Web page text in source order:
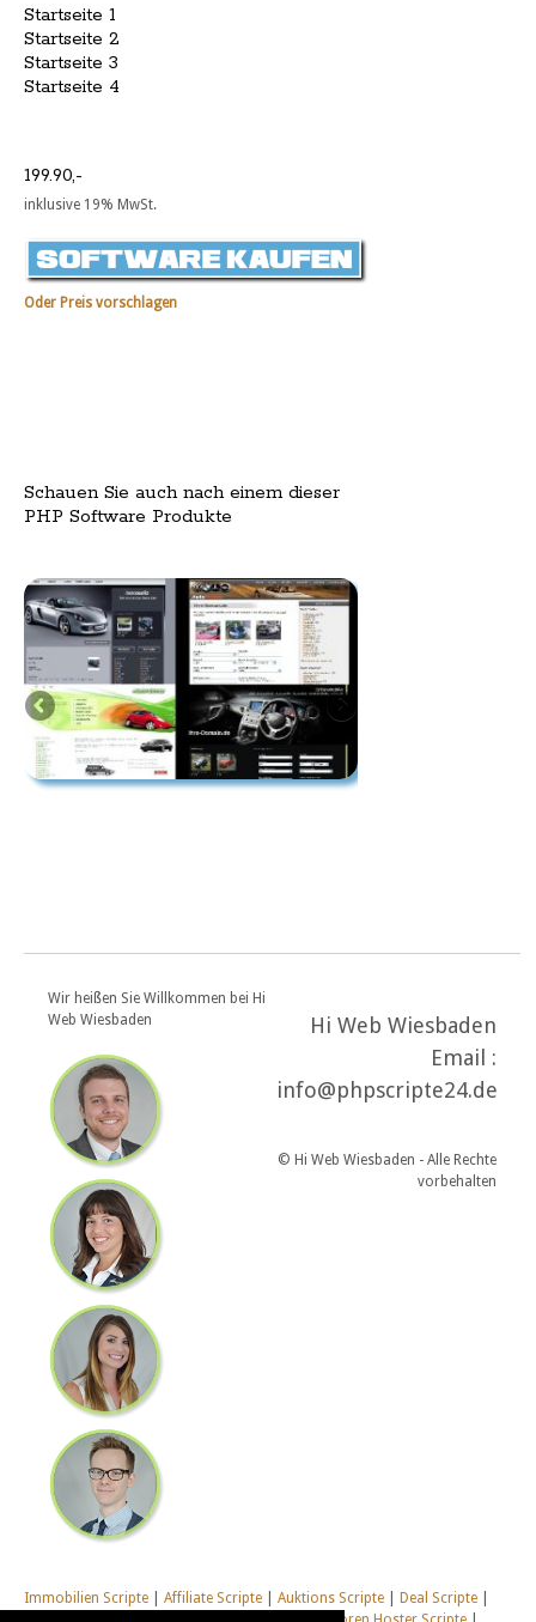
Startseite 1
Startseite 2
Startseite 3
Startseite 4
199.90,-
inklusive 19% MwSt.
Oder Preis vorschlagen
Schauen Sie auch nach einem dieser
PHP Software Produkte
Wir heißen Sie Willkommen bei Hi
Web Wiesbaden
Hi Web Wiesbaden
Email :
info@phpscripte24.de
© Hi Web Wiesbaden - Alle Rechte
vorbehalten
Immobilien Scripte Affiliate Scripte Auktions Scripte Deal Scripte